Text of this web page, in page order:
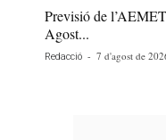
Previsió de
Agost...
Redacció - 7 d'agost de